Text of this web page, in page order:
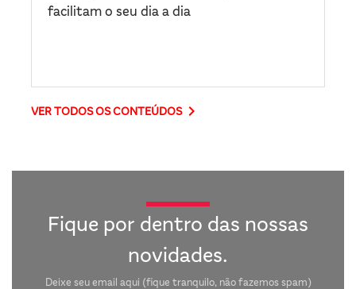
facilitam o seu dia a dia
VER TODOS OS CONTEÚDOSkeyboard_arrow_right
Fique por dentro das nossas
novidades.
Deixe seu email aqui (fique tranquilo, não fazemos spam)